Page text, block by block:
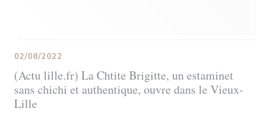
(Actu lille.fr) La Chtite Brigitte, un estaminet
sans chichi et authentique, ouvre dans le Vieux-
Lille
02/08/2022